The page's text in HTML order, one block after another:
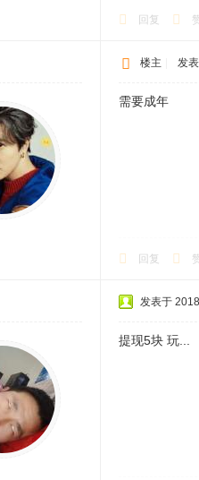
回复
楼主 发
需要成年
回复
发表于
提现5块 玩...